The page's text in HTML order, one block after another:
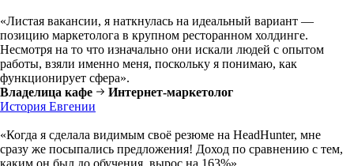
«Листая вакансии, я наткнулась на идеальный вариант —
позицию маркетолога в крупном ресторанном холдинге.
Несмотря на то что изначально они искали людей с опытом
работы, взяли именно меня, поскольку я понимаю, как
функционирует сфера».
Владелица кафе
Интернет-маркетолог
История Евгении
«Когда я сделала видимым своё резюме на HeadHunter, мне
сразу же посыпались предложения! Доход по сравнению с тем,
каким он был до обучения, вырос на 163%».